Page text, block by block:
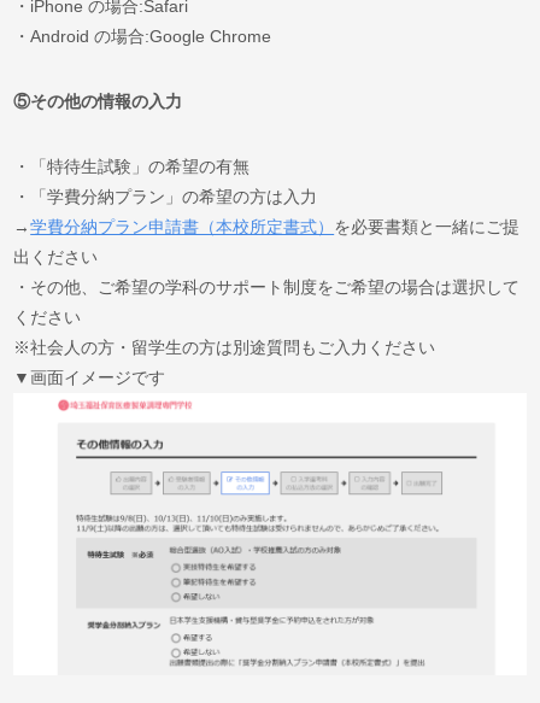
・iPhone の場合:Safari
・Android の場合:Google Chrome
⑤その他の情報の入力
・「特待生試験」の希望の有無
・「学費分納プラン」の希望の方は入力
→学費分納プラン申請書（本校所定書式） を必要書類と一緒にご提
出ください
・その他、ご希望の学科のサポート制度をご希望の場合は選択して
ください
※社会人の方・留学生の方は別途質問もご入力ください
▼画面イメージです